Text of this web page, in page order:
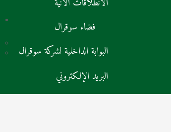
الانطلاقات الانية
فضاء سوقرال
البوابة الداخلية لشركة سوقرال
البريد الإلكتروني